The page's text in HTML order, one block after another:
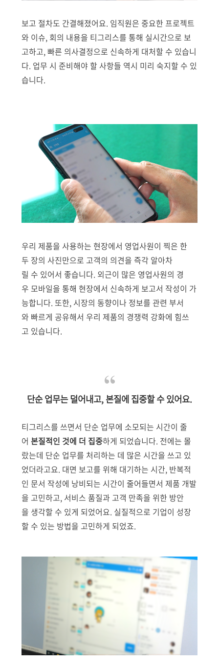
보고 절차도 간결해졌어요. 임직원은 중요한 프로젝트
와 이슈, 회의 내용을 티그리스를 통해 실시간으로 보
고하고, 빠른 의사결정으로 신속하게 대처할 수 있습니
다. 업무 시 준비해야 할 사항들 역시 미리 숙지할 수 있
습니다.
우리 제품을 사용하는 현장에서 영업사원이 찍은 한
두 장의 사진만으로 고객의 의견을 즉각 알아차
릴 수 있어서 좋습니다. 외근이 많은 영업사원의 경
우 모바일을 통해 현장에서 신속하게 보고서 작성이 가
능합니다. 또한, 시장의 동향이나 정보를 관련 부서
와 빠르게 공유해서 우리 제품의 경쟁력 강화에 힘쓰
고 있습니다.
단순 업무는 덜어내고, 본질에 집중할 수 있어요.
티그리스를 쓰면서 단순 업무에 소모되는 시간이 줄
어 본질적인 것에 더 집중하게 되었습니다. 전에는 몰
랐는데 단순 업무를 처리하는 데 많은 시간을 쓰고 있
었더라고요. 대면 보고를 위해 대기하는 시간, 반복적
인 문서 작성에 낭비되는 시간이 줄어들면서 제품 개발
을 고민하고, 서비스 품질과 고객 만족을 위한 방안
을 생각할 수 있게 되었어요. 실질적으로 기업이 성장
할 수 있는 방법을 고민하게 되었죠.